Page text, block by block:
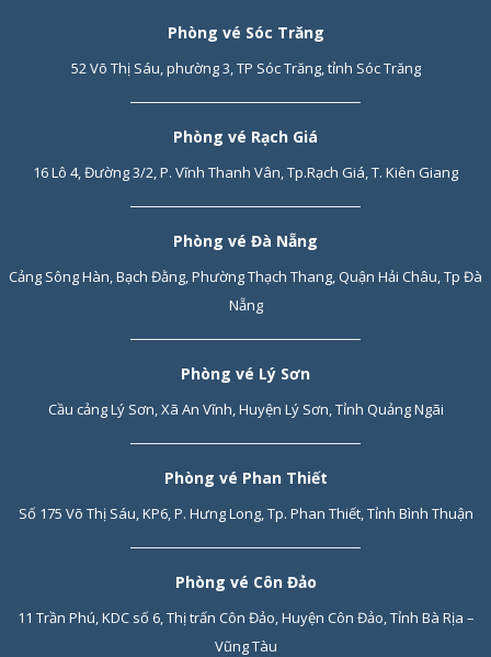
Phòng vé Sóc Trăng
52 Võ Thị Sáu, phường 3, TP Sóc Trăng, tỉnh Sóc Trăng
Phòng vé Rạch Giá
16 Lô 4, Đường 3/2, P. Vĩnh Thanh Vân, Tp.Rạch Giá, T. Kiên Giang
Phòng vé Đà Nẵng
Cảng Sông Hàn, Bạch Đằng, Phường Thạch Thang, Quận Hải Châu, Tp Đà
Nẵng
Phòng vé Lý Sơn
Cầu cảng Lý Sơn, Xã An Vĩnh, Huyện Lý Sơn, Tỉnh Quảng Ngãi
Phòng vé Phan Thiết
Số 175 Võ Thị Sáu, KP6, P. Hưng Long, Tp. Phan Thiết, Tỉnh Bình Thuận
Phòng vé Côn Đảo
11 Trần Phú, KDC số 6, Thị trấn Côn Đảo, Huyện Côn Đảo, Tỉnh Bà Rịa –
Vũng Tàu